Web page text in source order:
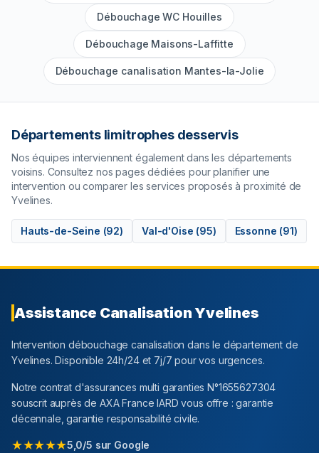
Débouchage WC Houilles
Débouchage Maisons-Laffitte
Débouchage canalisation Mantes-la-Jolie
Départements limitrophes desservis
Nos équipes interviennent également dans les départements
voisins. Consultez nos pages dédiées pour planifier une
intervention ou comparer les services proposés à proximité de
Yvelines.
Hauts-de-Seine (92) Val-d'Oise (95) Essonne (91)
Assistance CanalisationYvelines
Intervention débouchage canalisation dans le département de
Yvelines. Disponible 24h/24 et 7j/7 pour vos urgences.
Notre contrat d'assurances multi garanties N°1655627304
souscrit auprès de AXA France IARD vous offre : garantie
décennale, garantie responsabilité civile.
★★★★★5,0/5 sur Google